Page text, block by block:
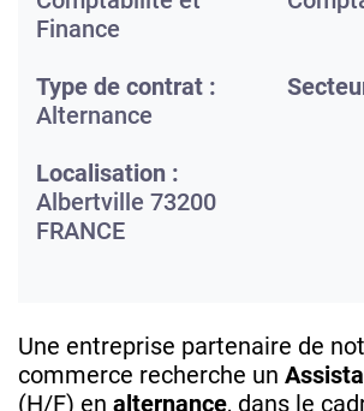
Finance
Type de contrat :
Alternance
Localisation :
Albertville 73200
FRANCE
Une entreprise partenaire de
commerce recherche un
(H/F) en alternance, dans le